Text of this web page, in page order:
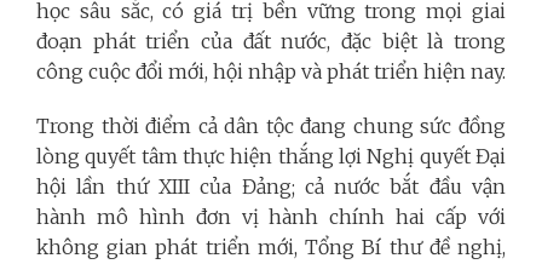
học sâu sắc, có giá trị bền vững trong mọi giai
đoạn phát triển của đất nước, đặc biệt là trong
công cuộc đổi mới, hội nhập và phát triển hiện nay.
Trong thời điểm cả dân tộc đang chung sức đồng
lòng quyết tâm thực hiện thắng lợi Nghị quyết Đại
hội lần thứ XIII của Đảng; cả nước bắt đầu vận
hành mô hình đơn vị hành chính hai cấp với
không gian phát triển mới, Tổng Bí thư đề nghị,